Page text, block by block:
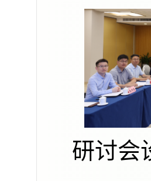
研讨会设三个主旨报告。辽宁大学党